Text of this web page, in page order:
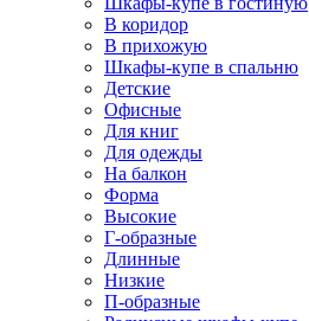
В коридор
В прихожую
Шкафы-купе в спальню
Детские
Офисные
Для книг
Для одежды
На балкон
Форма
Высокие
Г-образные
Длинные
Низкие
П-образные